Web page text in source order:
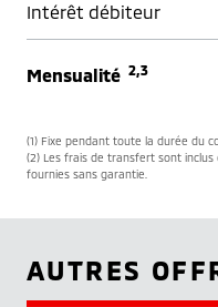
Intérêt débiteur
Mensualité 2,3
(1) Fixe pendant toute la durée du
(2) Les frais de transfert sont inclus
fournies sans garantie.
AUTRES